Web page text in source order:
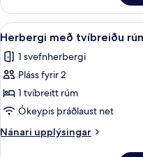
Skoða
allar
myndir
fyrir
Herbergi
með
tvíbreiðu
rúmi
5
Herbergi með tvíbreiðu
1 svefnherbergi
Pláss fyrir 2
1 tvíbreitt rúm
Ókeypis þráðlaust net
Nánari upplýsingar
Nánari